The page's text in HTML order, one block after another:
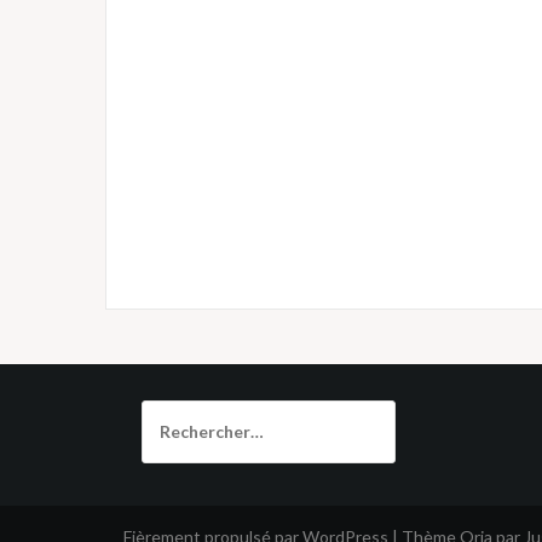
Fièrement propulsé par WordPress | Thème Oria par